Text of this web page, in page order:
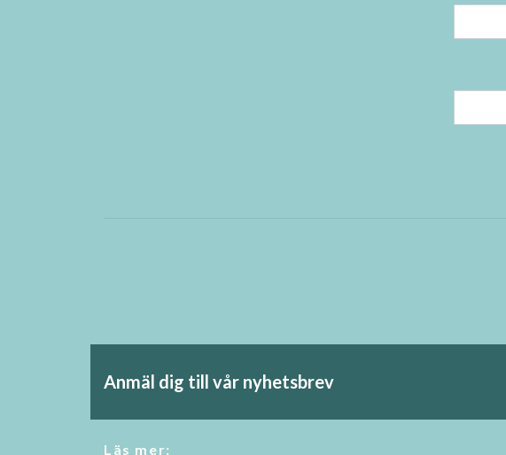
Anmäl dig till vår nyhetsbrev
Läs mer: